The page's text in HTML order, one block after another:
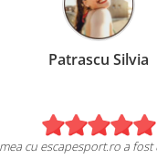
Patrascu Silvia
mea cu escapesport.ro a